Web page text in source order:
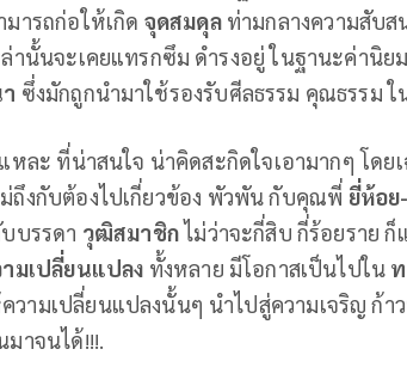
มารถก่อให้เกิด จุดสมดุลท่ามกลางความสับส
ล่านั้นจะเคยแทรกซึม ดำรงอยู่ ในฐานะค่านิ
ซึ่งมักถูกนำมาใช้รองรับศีลธรรม คุณธรรม
ละ ที่น่าสนใจ น่าคิดสะกิดใจเอามากๆ โด
ถึงกับต้องไปเกี่ยวข้อง พัวพัน กับคุณพี่ ยี่ห้อย
บรรดา วุฒิสมาชิกไม่ว่าจะกี่สิบ กี่ร้อยราย
มเปลี่ยนแปลง ทั้งหลาย มีโอกาสเป็นไปใน
วามเปลี่ยนแปลงนั้นๆ นำไปสู่ความเจริญ ก้า
าจนได้!!!.